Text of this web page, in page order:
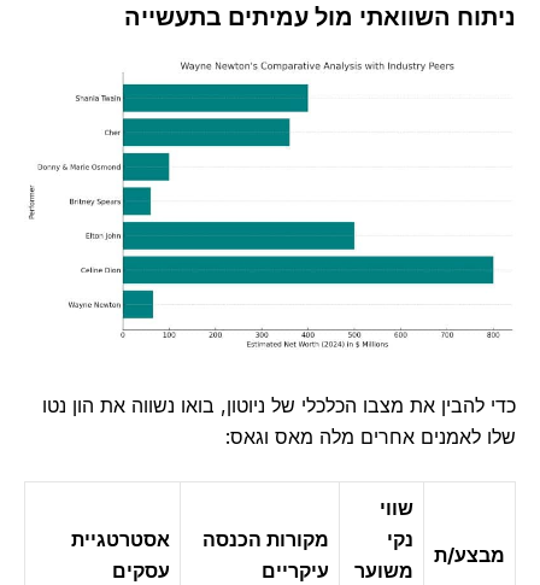
השוואתי מול עמיתים בתעשייה
להבין את מצבו הכלכלי של ניוטון, בואו נשווה את הון נטו
לאמנים אחרים מלה מאס וגאס:
ת
משוער
מקורות הכנסה
עיקריים
אסטרטגיית
עסקים